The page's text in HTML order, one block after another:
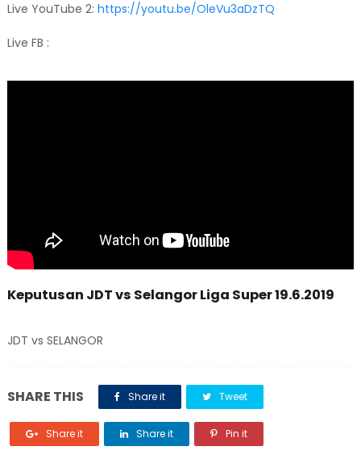
Live YouTube 2: https://youtu.be/OleVu3aDzTQ
Live FB :
Keputusan JDT vs Selangor Liga Super 19.6.2019
JDT vs SELANGOR
SHARE THIS Share it Tweet
Share it Share it Pin it